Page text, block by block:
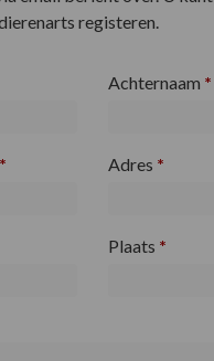
registeren.
Achternaam *
* Adres *
Plaats *